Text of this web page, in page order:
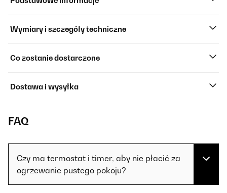
Wymiary i szczegóły techniczne
Co zostanie dostarczone
Dostawa i wysyłka
FAQ
Czy ma termostat i timer, aby nie płacić za
ogrzewanie pustego pokoju?